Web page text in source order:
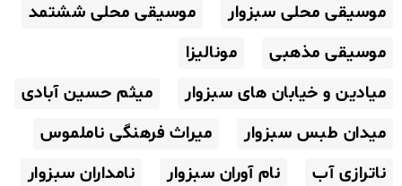
موسیقی محلی سبزوار
موسیقی محلی ششتمد
موسیقی مذهبی
مونالیزا
میادین و خیابان های سبزوار
میثم حسین آبادی
میدان طبس سبزوار
میراث فرهنگی ناملموس
ناترازی آب
نام آوران سبزوار
نامداران سبزوار